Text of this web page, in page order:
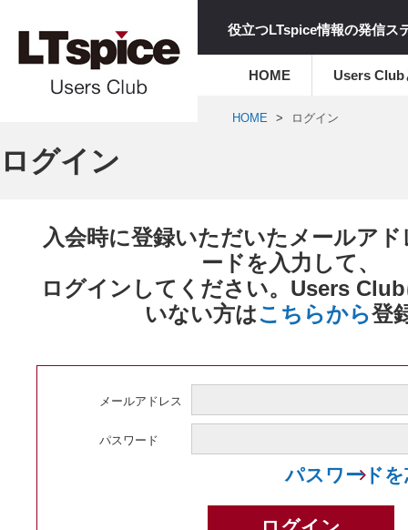
役立つLTspice情報の発信ス
HOME Users Club
HOME ログイン
ログイン
入会時に登録いただいたメールア
ードを入力して、
ログインしてください。Users
いない方はこちらから登
メールアドレス
パスワード
パスワード